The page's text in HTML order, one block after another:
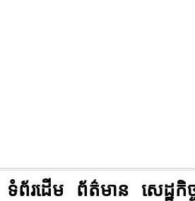
ទំព័រដើម ព័ត៌មាន សេដ្ឋកិច្